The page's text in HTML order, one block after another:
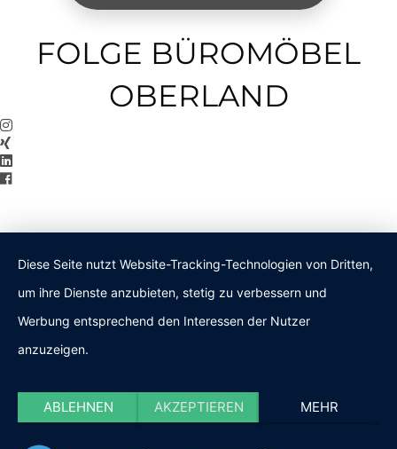
FOLGE BÜROMÖBEL
OBERLAND
Diese Seite nutzt Website-Tracking-Technologien von Dritten,
um ihre Dienste anzubieten, stetig zu verbessern und
Werbung entsprechend den Interessen der Nutzer
anzuzeigen.
ABLEHNEN AKZEPTIEREN MEHR